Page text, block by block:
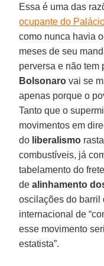
Essa é uma das
ocupante do
como nunca havia
meses de seu
perversa e não tem
Bolsonaro vai se
apenas porque o
Tanto que o
movimentos em
do liberalismo
combustíveis, já
tabelamento do
dealinhamento
oscilações do barril
internacional de
esse movimento
estatista”.